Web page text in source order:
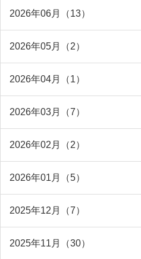
2026年06月（13）
2026年05月（2）
2026年04月（1）
2026年03月（7）
2026年02月（2）
2026年01月（5）
2025年12月（7）
2025年11月（30）